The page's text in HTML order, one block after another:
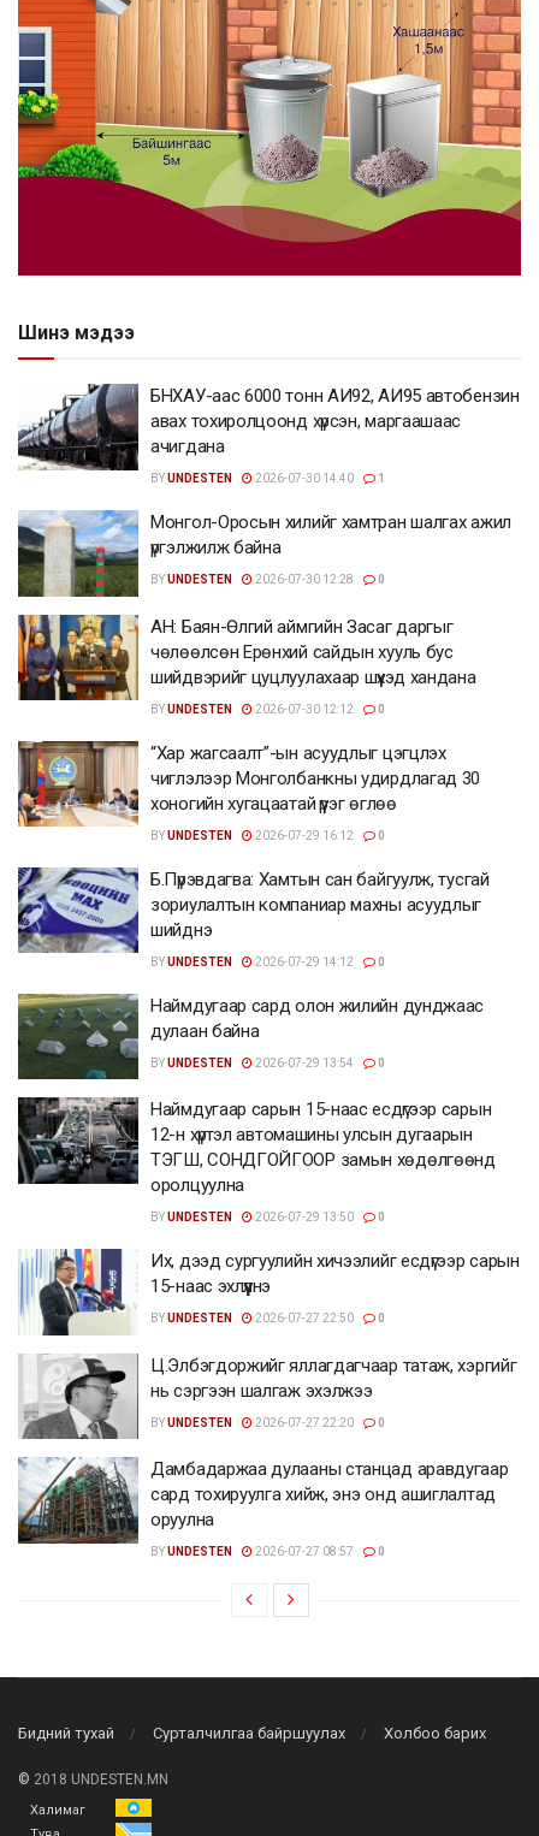
Шинэ мэдээ
БНХАУ-аас 6000 тонн АИ92, АИ95 автобензин
авах тохиролцоонд хүрсэн, маргаашаас
ачигдана
BYUNDESTEN 2026-07-30 14:40 1
Монгол-Оросын хилийг хамтран шалгах ажил
үргэлжилж байна
BYUNDESTEN 2026-07-30 12:28 0
АН: Баян-Өлгий аймгийн Засаг даргыг
чөлөөлсөн Ерөнхий сайдын хууль бус
шийдвэрийг цуцлуулахаар шүүхэд хандана
BYUNDESTEN 2026-07-30 12:12 0
“Хар жагсаалт”-ын асуудлыг цэгцлэх
чиглэлээр Монголбанкны удирдлагад 30
хоногийн хугацаатай үүрэг өглөө
BYUNDESTEN 2026-07-29 16:12 0
Б.Пүрэвдагва: Хамтын сан байгуулж, тусгай
зориулалтын компаниар махны асуудлыг
шийднэ
BYUNDESTEN 2026-07-29 14:12 0
Наймдугаар сард олон жилийн дунджаас
дулаан байна
BYUNDESTEN 2026-07-29 13:54 0
Наймдугаар сарын 15-наас есдүгээр сарын
12-н хүртэл автомашины улсын дугаарын
ТЭГШ, СОНДГОЙГООР замын хөдөлгөөнд
оролцуулна
BYUNDESTEN 2026-07-29 13:50 0
Их, дээд сургуулийн хичээлийг есдүгээр сарын
15-наас эхлүүлнэ
BYUNDESTEN 2026-07-27 22:50 0
Ц.Элбэгдоржийг яллагдагчаар татаж, хэргийг
нь сэргээн шалгаж эхэлжээ
BYUNDESTEN 2026-07-27 22:20 0
Дамбадаржаа дулааны станцад аравдугаар
сард тохируулга хийж, энэ онд ашиглалтад
оруулна
BYUNDESTEN 2026-07-27 08:57 0
Бидний тухай Сурталчилгаа байршуулах Холбоо барих
© 2018 UNDESTEN.MN
Халимаг